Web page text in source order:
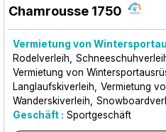
Chamrousse 1750
Vermietung von
Rodelverleih
Vermietung von
Langlaufskiverleih
Vermietung
Wanderskiverleih
Geschäft : Sportgeschäft